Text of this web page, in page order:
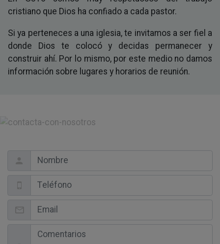
cristiano que Dios ha confiado a cada pastor.
Si ya perteneces a una iglesia, te invitamos a ser fiel a
donde Dios te colocó y decidas permanecer y
construir ahí. Por lo mismo, por este medio no damos
información sobre lugares y horarios de reunión.